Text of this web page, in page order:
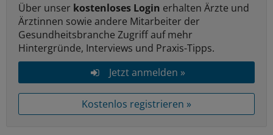
Über unser kostenloses Login erhalten Ärzte und
Ärztinnen sowie andere Mitarbeiter der
Gesundheitsbranche Zugriff auf mehr
Hintergründe, Interviews und Praxis-Tipps.
Jetzt anmelden »
Kostenlos registrieren »